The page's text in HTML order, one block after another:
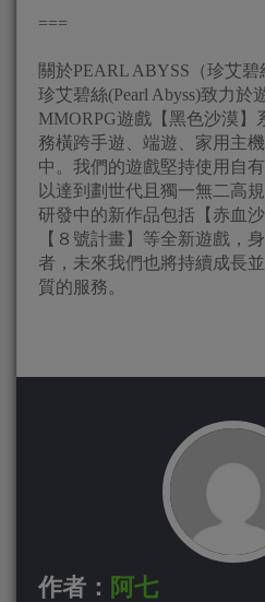
===
關於PEARL ABYSS（珍艾碧
珍艾碧絲(Pearl Abyss)致力於
MMORPG遊戲【黑色沙漠】
務橫跨手遊、端遊、家用主
中。我們的遊戲堅持使用自
以達到劃世代且獨一無二高
研發中的新作品包括【赤血
【８號計畫】等全新遊戲，
者，未來我們也將持續成長
質的服務。
作者： 阿七